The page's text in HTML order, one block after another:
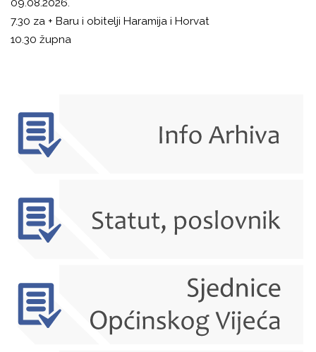
09.08.2026.
7.30 za + Baru i obitelji Haramija i Horvat
10.30 župna